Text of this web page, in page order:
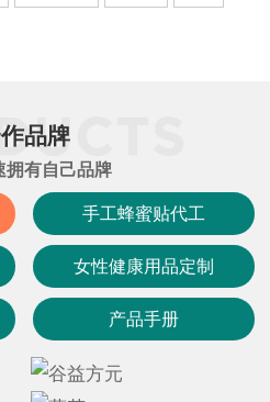
品牌
拥有自己品牌
手工蜂蜜贴代工
女性健康用品定制
产品手册